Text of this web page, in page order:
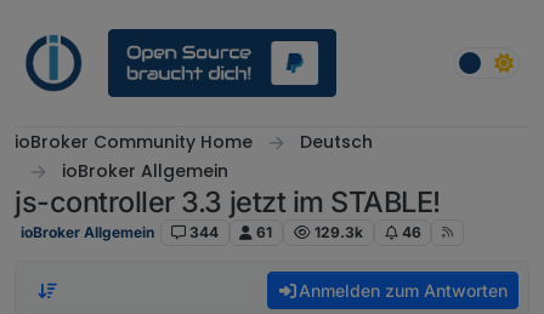
ioBroker Community Home
Deutsch
ioBroker Allgemein
js-controller 3.3 jetzt im STABLE!
ioBroker Allgemein 344 61 129.3k 46
Anmelden zum Antworten